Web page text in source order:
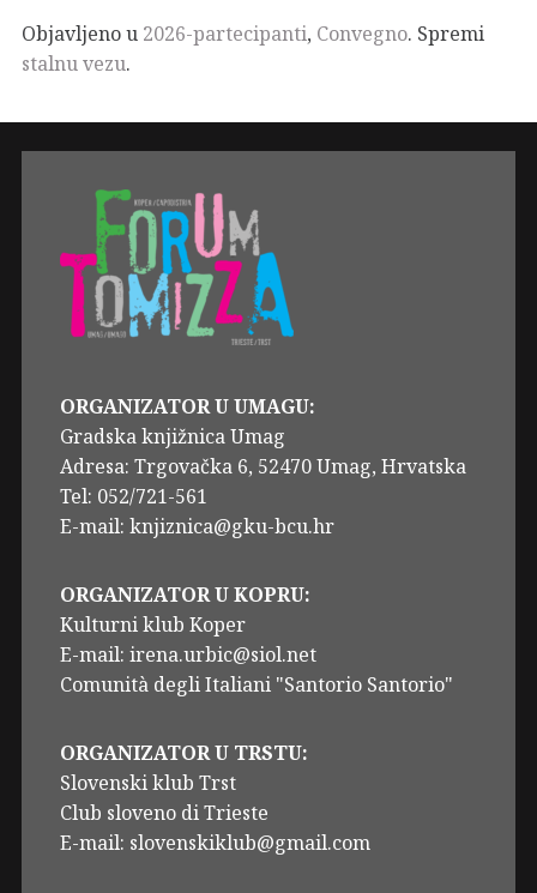
Objavljeno u 2026-partecipanti, Convegno. Spremi
stalnu vezu.
ORGANIZATOR U UMAGU:
Gradska knjižnica Umag
Adresa: Trgovačka 6, 52470 Umag, Hrvatska
Tel: 052/721-561
E-mail: knjiznica@gku-bcu.hr
ORGANIZATOR U KOPRU:
Kulturni klub Koper
E-mail: irena.urbic@siol.net
Comunità degli Italiani "Santorio Santorio"
ORGANIZATOR U TRSTU:
Slovenski klub Trst
Club sloveno di Trieste
E-mail: slovenskiklub@gmail.com